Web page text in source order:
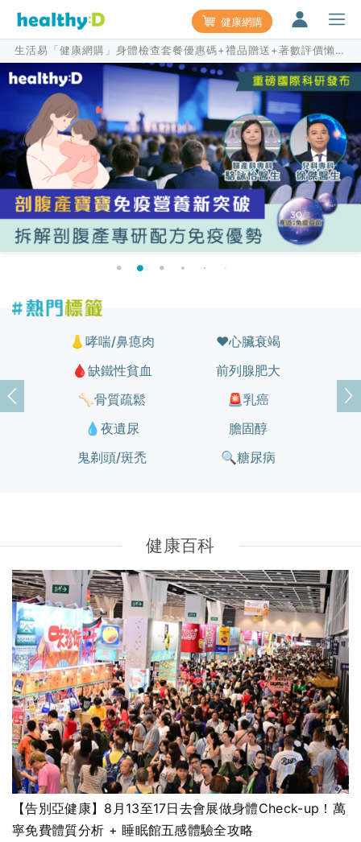
健康網購
生活易「健康網購」身體檢查套餐優惠碼+禮品贈送+著數評價懶人
包(持續更新)
👃哮喘/鼻瘜肉
♥️心臟衰竭
🩸缺鐵性貧血
前列腺肥大
🦴骨質疏鬆
🚨乳癌
💧夜遺尿
膽固醇
鬼剃頭/斑禿
🔍糖尿病
上一頁
健康百科
【告別亞健康】8月13至17日去會展做身體Check-up！萬
寧免費體質分析 + 睡眠館五感體驗全攻略